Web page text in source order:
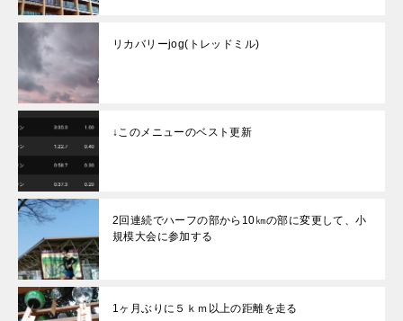
リカバリーjog(トレッドミル)
↓このメニューのベスト更新
2回連続でハーフの部から10㎞の部に変更して、小
規模大会に参加する
1ヶ月ぶりに５ｋｍ以上の距離を走る